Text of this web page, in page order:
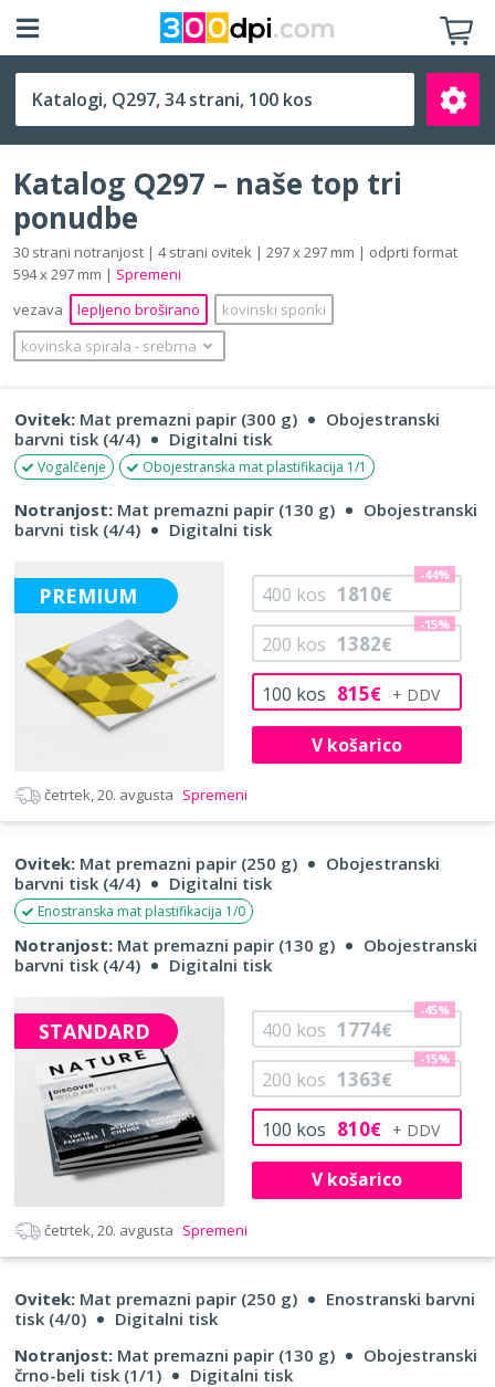
Q297 (297 x 297 mm)
Išči
Katalog Q297 – naše top tri
ponudbe
30 strani notranjost | 4 strani ovitek | 297 x 297 mm | odprti format
594 x 297 mm | Spremeni
vezava
lepljeno broširano
kovinski sponki
kovinska spirala ‐ srebrna
Ovitek: Mat premazni papir (300 g)
Obojestranski
barvni tisk (4/4)
Digitalni tisk
Vogalčenje Obojestranska mat plastifikacija 1/1
Notranjost: Mat premazni papir (130 g)
Obojestranski
barvni tisk (4/4)
Digitalni tisk
PREMIUM
100 kos 815€
200 kos 1382€
-15%
400 kos 1810€
-44%
V košarico
četrtek, 20. avgusta Spremeni
Ovitek: Mat premazni papir (250 g)
Obojestranski
barvni tisk (4/4)
Digitalni tisk
Enostranska mat plastifikacija 1/0
Notranjost: Mat premazni papir (130 g)
Obojestranski
barvni tisk (4/4)
Digitalni tisk
STANDARD
100 kos 810€
200 kos 1363€
-15%
400 kos 1774€
-45%
V košarico
četrtek, 20. avgusta Spremeni
Ovitek: Mat premazni papir (250 g)
Enostranski barvni
tisk (4/0)
Digitalni tisk
Notranjost: Mat premazni papir (130 g)
Obojestranski
črno-beli tisk (1/1)
Digitalni tisk